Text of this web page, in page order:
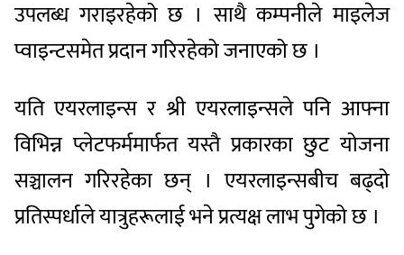
उपलब्ध गराइरहेको छ । साथै कम्पनीले माइलेज
प्वाइन्टसमेत प्रदान गरिरहेको जनाएको छ ।
यति एयरलाइन्स र श्री एयरलाइन्सले पनि आफ्ना
विभिन्न प्लेटफर्ममार्फत यस्तै प्रकारका छुट योजना
सञ्चालन गरिरहेका छन् । एयरलाइन्सबीच बढ्दो
प्रतिस्पर्धाले यात्रुहरूलाई भने प्रत्यक्ष लाभ पुगेको छ ।